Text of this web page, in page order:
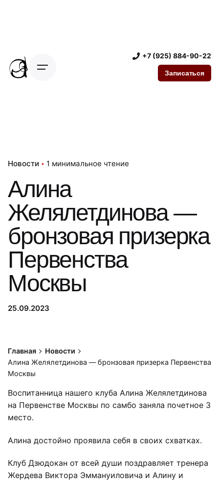
+7 (925) 884-90-22
Записаться
Новости 1 минимальное чтение
Алина
Желялетдинова —
бронзовая призерка
Первенства
Москвы
25.09.2023
Главная
Новости
Алина Желялетдинова — бронзовая призерка Первенства
Москвы
Воспитанница нашего клуба Алина Желялетдинова
на Первенстве Москвы по самбо заняла почетное 3
место.
Алина достойно проявила себя в своих схватках.
Клуб Дзюдокан от всей души поздравляет тренера
Жердева Виктора Эммануиловича и Алину и